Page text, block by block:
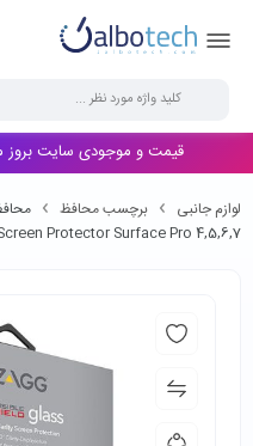
قیمت و موجودی سایت بروز
لوازم جانبی برچسب محافظ
Protector Surface Pro 4,5,6,7